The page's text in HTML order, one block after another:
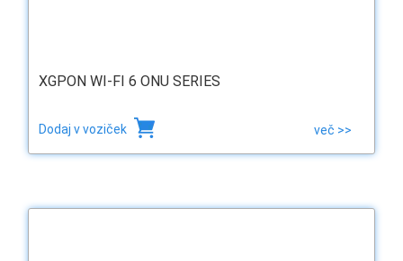
XGPON WI-FI 6 ONU SERIES
Dodaj v voziček več >>